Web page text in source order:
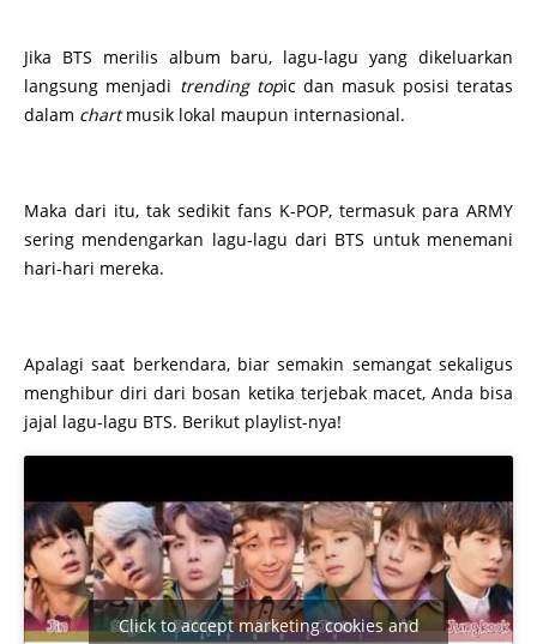
Jika BTS merilis album baru, lagu-lagu yang dikeluarkan
langsung menjadi trending topic dan masuk posisi teratas
dalam chartmusik lokal maupun internasional.
Maka dari itu, tak sedikit fans K-POP, termasuk para ARMY
sering mendengarkan lagu-lagu dari BTS untuk menemani
hari-hari mereka.
Apalagi saat berkendara, biar semakin semangat sekaligus
menghibur diri dari bosan ketika terjebak macet, Anda bisa
jajal lagu-lagu BTS. Berikut playlist-nya!
Click to accept marketing cookies and